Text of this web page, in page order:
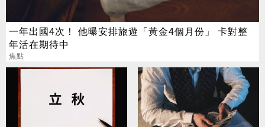
一年出國4次！ 他曝安排旅遊「黃金4個月份」 卡對整
年活在期待中
焦點